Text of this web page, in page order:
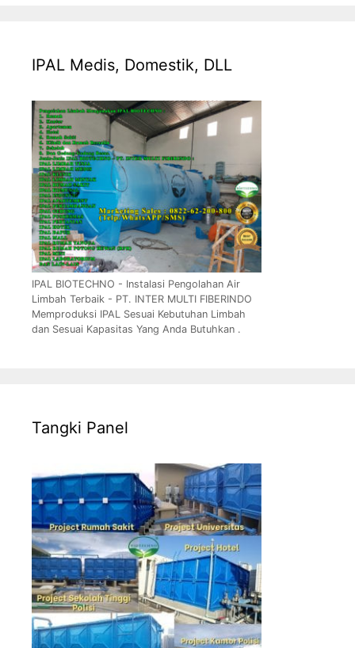
IPAL Medis, Domestik, DLL
IPAL BIOTECHNO - Instalasi Pengolahan Air
Limbah Terbaik - PT. INTER MULTI FIBERINDO
Memproduksi IPAL Sesuai Kebutuhan Limbah
dan Sesuai Kapasitas Yang Anda Butuhkan .
Tangki Panel